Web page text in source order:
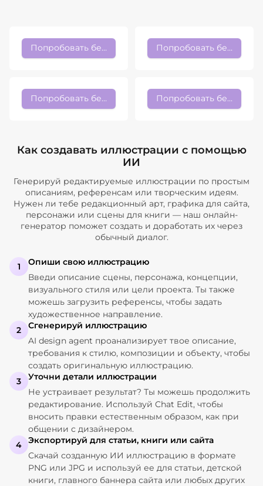
Попробовать бесплатно Попробовать бесплатно
Попробовать бесплатно Попробовать бесплатно
Как создавать иллюстрации с помощью
ИИ
Генерируй редактируемые иллюстрации по простым
описаниям, референсам или творческим идеям.
Нужен ли тебе редакционный арт, графика для сайта,
персонажи или сцены для книги — наш онлайн-
генератор поможет создать и доработать их через
обычный диалог.
1
Опиши свою иллюстрацию
Введи описание сцены, персонажа, концепции,
визуального стиля или цели проекта. Ты также
можешь загрузить референсы, чтобы задать
художественное направление.
2
Сгенерируй иллюстрацию
AI design agent проанализирует твое описание,
требования к стилю, композиции и объекту, чтобы
создать оригинальную иллюстрацию.
3
Уточни детали иллюстрации
Не устраивает результат? Ты можешь продолжить
редактирование. Используй Chat Edit, чтобы
вносить правки естественным образом, как при
общении с дизайнером.
4
Экспортируй для статьи, книги или сайта
Скачай созданную ИИ иллюстрацию в формате
PNG или JPG и используй ее для статьи, детской
книги, главного баннера сайта или любых других